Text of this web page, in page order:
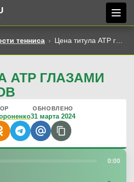
тенниса Цена титула ATP глазами теннисистов
ATP ГЛАЗАМИ
ОБНОВЛЕНО
31 марта 2024
0:00